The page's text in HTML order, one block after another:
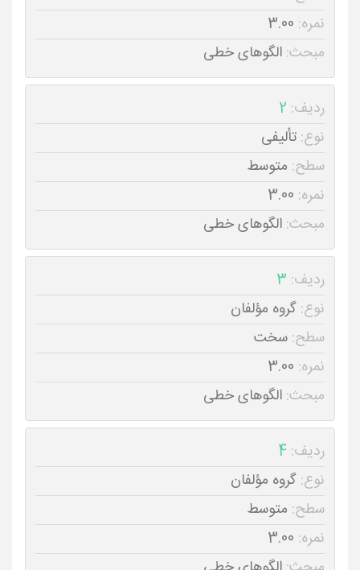
نمره: 3.00
مبحث: الگوهای خطی
ردیف: 2
نوع: تألیفی
سطح: متوسط
نمره: 3.00
مبحث: الگوهای خطی
ردیف: 3
نوع: گروه مؤلفان
سطح: سخت
نمره: 3.00
مبحث: الگوهای خطی
ردیف: 4
نوع: گروه مؤلفان
سطح: متوسط
نمره: 3.00